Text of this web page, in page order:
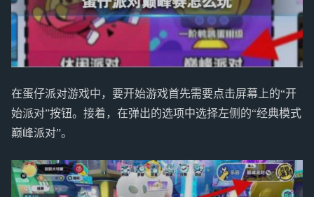
在蛋仔派对游戏中，要开始游戏首先需要点击屏幕上的“开
始派对”按钮。接着，在弹出的选项中选择左侧的“经典模式
巅峰派对”。